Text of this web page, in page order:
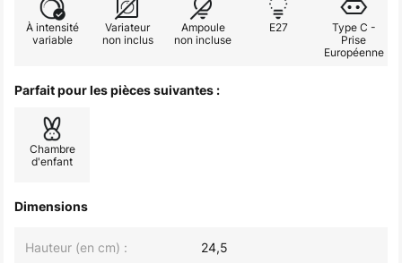
À intensité
variable
Variateur
non inclus
Ampoule
non incluse
E27
Type C -
Prise
Européenne
Parfait pour les pièces suivantes :
Chambre
d'enfant
Dimensions
Hauteur (en cm) : 24,5